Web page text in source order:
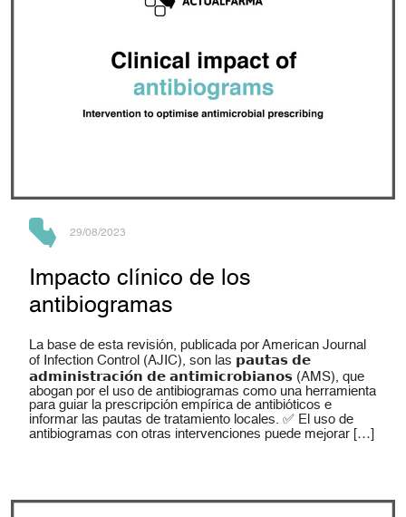
29/08/2023
Impacto clínico de los
antibiogramas
La base de esta revisión, publicada por American Journal
of Infection Control (AJIC), son las 𝗽𝗮𝘂𝘁𝗮𝘀 𝗱𝗲
𝗮𝗱𝗺𝗶𝗻𝗶𝘀𝘁𝗿𝗮𝗰𝗶𝗼́𝗻 𝗱𝗲 𝗮𝗻𝘁𝗶𝗺𝗶𝗰𝗿𝗼𝗯𝗶𝗮𝗻𝗼𝘀 (AMS), que
abogan por el uso de antibiogramas como una herramienta
para guiar la prescripción empírica de antibióticos e
informar las pautas de tratamiento locales. ✅ El uso de
antibiogramas con otras intervenciones puede mejorar […]